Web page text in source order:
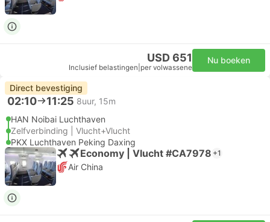
USD 651
Inclusief belastingen per volwassene
Nu boeken
Direct bevestiging
02:10 11:25 8uur, 15m
HAN Noibai Luchthaven
Zelfverbinding | Vlucht+Vlucht
PKX Luchthaven Peking Daxing
Economy | Vlucht #CA7978 +1
Air China